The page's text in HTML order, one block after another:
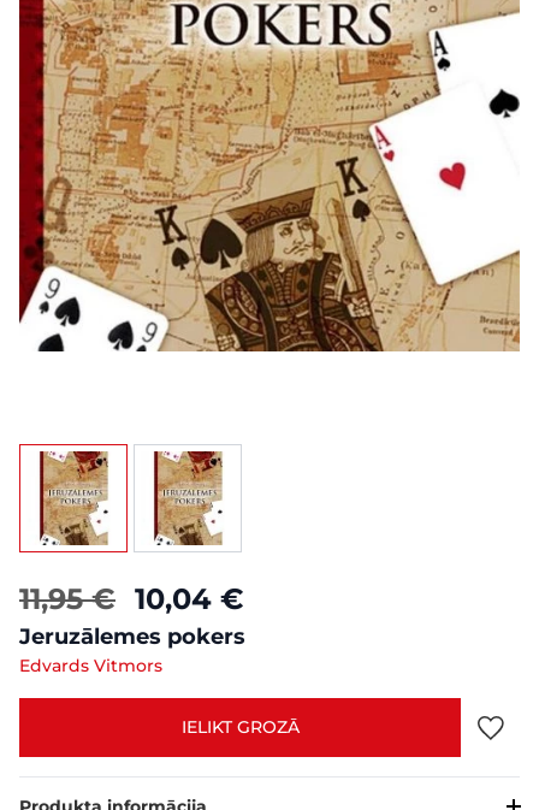
View larger imageView larger image
11,95 € 10,04 €
Jeruzālemes pokers
Edvards Vitmors
IELIKT GROZĀ